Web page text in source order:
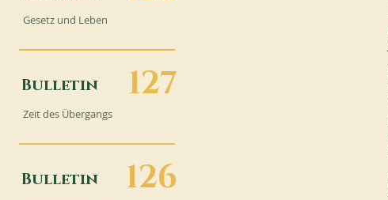
Gesetz und Leben
127
Bulletin
Zeit des Übergangs
126
Bulletin